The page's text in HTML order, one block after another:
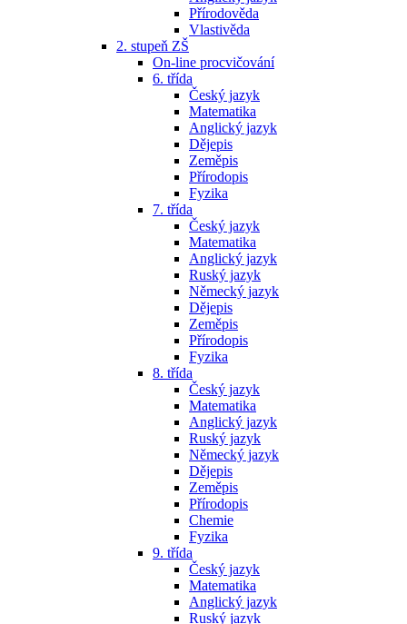
Přírodověda
Vlastivěda
2. stupeň ZŠ
On-line procvičování
6. třída
Český jazyk
Matematika
Anglický jazyk
Dějepis
Zeměpis
Přírodopis
Fyzika
7. třída
Český jazyk
Matematika
Anglický jazyk
Ruský jazyk
Německý jazyk
Dějepis
Zeměpis
Přírodopis
Fyzika
8. třída
Český jazyk
Matematika
Anglický jazyk
Ruský jazyk
Německý jazyk
Dějepis
Zeměpis
Přírodopis
Chemie
Fyzika
9. třída
Český jazyk
Matematika
Anglický jazyk
Ruský jazyk